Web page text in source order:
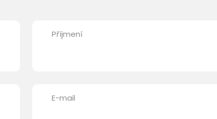
Příjmení
E-mail